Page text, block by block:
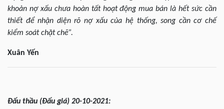
khoản nợ xấu chưa hoàn tất hoạt động mua bán là hết sức cần
thiết để nhận diện rõ nợ xấu của hệ thống, song cần cơ chế
kiểm soát chặt chẽ”.
Xuân Yến
Đấu thầu (Đấu giá) 20-10-2021: